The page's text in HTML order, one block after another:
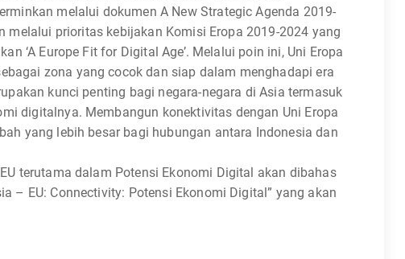
melalui dokumen A New Strategic Agenda 2019-
melalui prioritas kebijakan Komisi Eropa 2019-2024 yang
‘A Europe Fit for Digital Age’. Melalui poin ini, Uni Eropa
zona yang cocok dan siap dalam menghadapi era
kunci penting bagi negara-negara di Asia termasuk
digitalnya. Membangun konektivitas dengan Uni Eropa
yang lebih besar bagi hubungan antara Indonesia dan
terutama dalam Potensi Ekonomi Digital akan dibahas
– EU: Connectivity: Potensi Ekonomi Digital” yang akan